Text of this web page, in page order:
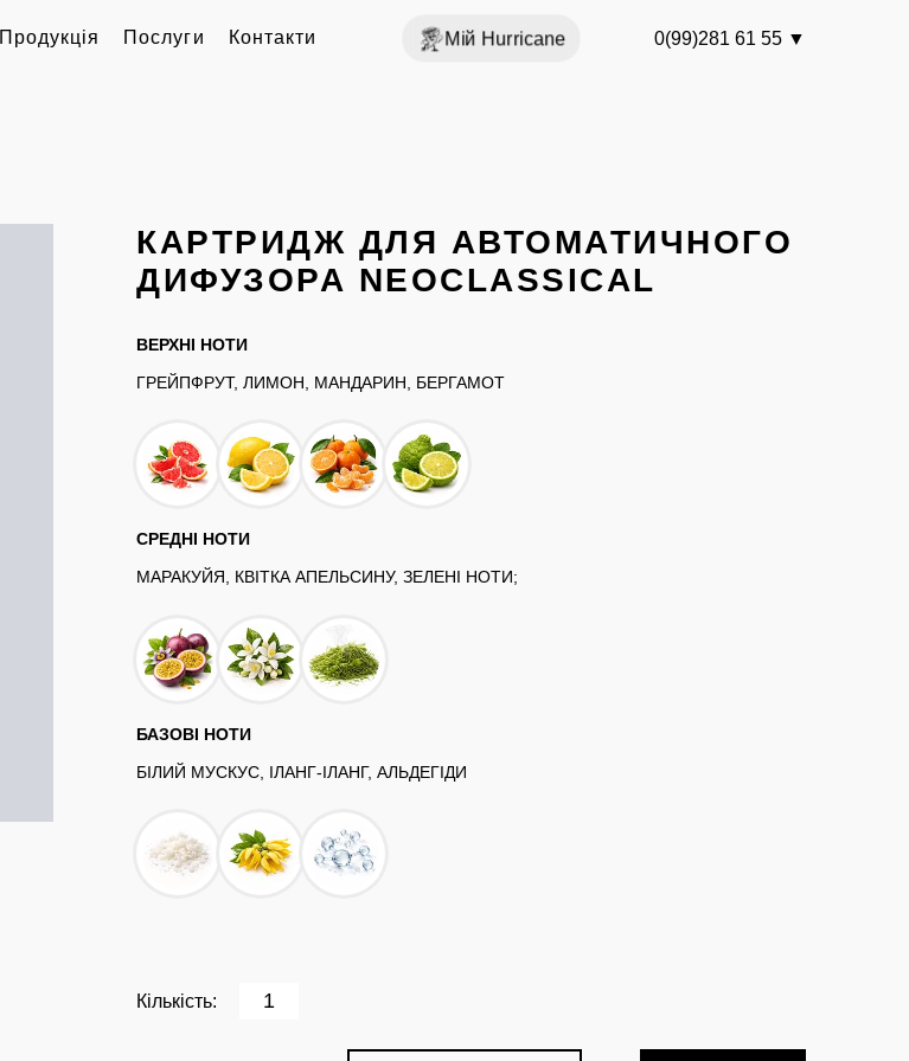
Продукція Послуги Контакти Мій Hurricane 0(99)281 61 55 ▼
КАРТРИДЖ ДЛЯ АВТОМАТИЧНОГО
ДИФУЗОРА NEOCLASSICAL
ВЕРХНІ НОТИ
ГРЕЙПФРУТ, ЛИМОН, МАНДАРИН, БЕРГАМОТ
СРЕДНІ НОТИ
МАРАКУЙЯ, КВІТКА АПЕЛЬСИНУ, ЗЕЛЕНІ НОТИ;
БАЗОВІ НОТИ
БІЛИЙ МУСКУС, ІЛАНГ-ІЛАНГ, АЛЬДЕГІДИ
Кількість: